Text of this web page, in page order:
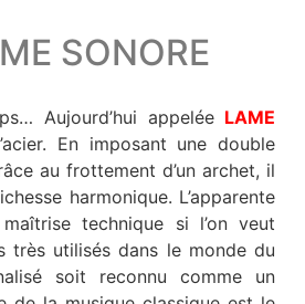
SONORE
puise ses origines dans la nuit des temps… Aujourd’hui appelée LAME
double
au frottement d’un archet, il
L’apparente
technique si l’on veut
très utilisés dans le monde du
soit reconnu comme un